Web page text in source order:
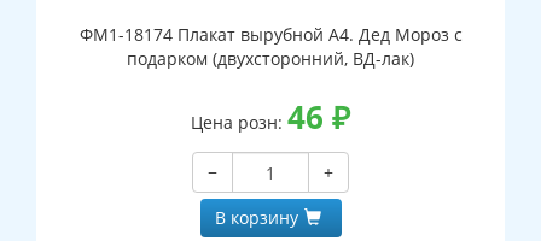
ФМ1-18174 Плакат вырубной А4. Дед Мороз с
подарком (двухсторонний, ВД-лак)
Цена розн: 46 ₽
−
+
В корзину